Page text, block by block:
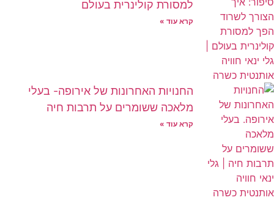
למסורת קולינרית בעולם
קרא עוד »
החנויות האחרונות של אירופה- בעלי
מלאכה ששומרים על תרבות חיה
קרא עוד »